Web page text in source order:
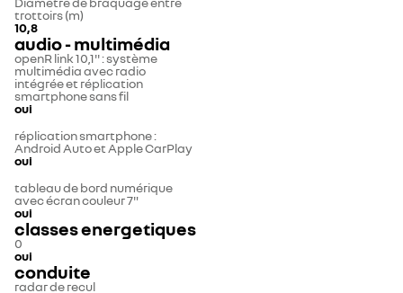
trottoirs (m)
10,8
audio - multimédia
openR link 10,1'' : système
multimédia avec radio
intégrée et réplication
smartphone sans fil
oui
réplication smartphone :
Android Auto et Apple CarPlay
oui
tableau de bord numérique
avec écran couleur 7"
oui
classes energetiques
0
oui
conduite
radar de recul